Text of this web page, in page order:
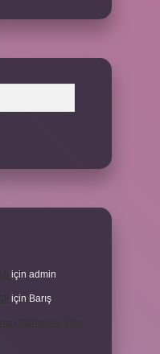
için admin
için Barış